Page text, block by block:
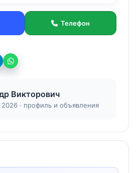
Телефон
Викторович
2026 · профиль и объявления